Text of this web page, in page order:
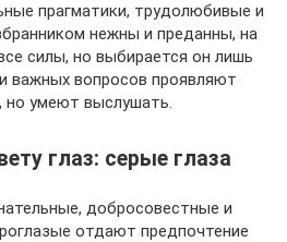
прагматики, трудолюбивые и
нежны и преданны, на
силы, но выбирается он лишь
важных вопросов проявляют
но умеют выслушать.
глаз: серые глаза
добросовестные и
отдают предпочтение